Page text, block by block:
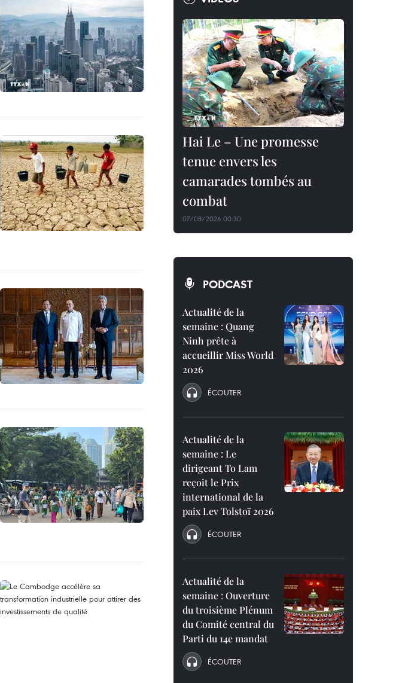
Hai Le – Une promesse
tenue envers les
camarades tombés au
combat
07/08/2026 00:30
PODCAST
Actualité de la
semaine : Quang
Ninh prête à
accueillir Miss World
2026
ÉCOUTER
Actualité de la
semaine : Le
dirigeant To Lam
reçoit le Prix
international de la
paix Lev Tolstoï 2026
ÉCOUTER
Actualité de la
semaine : Ouverture
du troisième Plénum
du Comité central du
Parti du 14e mandat
ÉCOUTER